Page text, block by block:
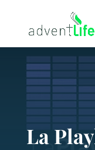
La